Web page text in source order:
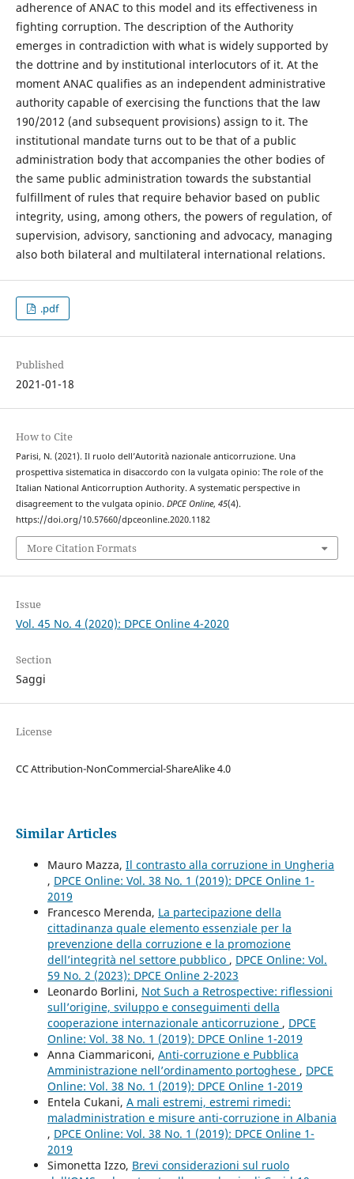
adherence of ANAC to this model and its effectiveness in
fighting corruption. The description of the Authority
emerges in contradiction with what is widely supported by
the dottrine and by institutional interlocutors of it. At the
moment ANAC qualifies as an independent administrative
authority capable of exercising the functions that the law
190/2012 (and subsequent provisions) assign to it. The
institutional mandate turns out to be that of a public
administration body that accompanies the other bodies of
the same public administration towards the substantial
fulfillment of rules that require behavior based on public
integrity, using, among others, the powers of regulation, of
supervision, advisory, sanctioning and advocacy, managing
also both bilateral and multilateral international relations.
.pdf
Published
2021-01-18
How to Cite
Parisi, N. (2021). Il ruolo dell’Autorità nazionale anticorruzione. Una
prospettiva sistematica in disaccordo con la vulgata opinio: The role of the
Italian National Anticorruption Authority. A systematic perspective in
disagreement to the vulgata opinio. DPCE Online, 45(4).
https://doi.org/10.57660/dpceonline.2020.1182
More Citation Formats
Issue
Vol. 45 No. 4 (2020): DPCE Online 4-2020
Section
Saggi
License
CC Attribution-NonCommercial-ShareAlike 4.0
Similar Articles
Mauro Mazza, Il contrasto alla corruzione in Ungheria
, DPCE Online: Vol. 38 No. 1 (2019): DPCE Online 1-
2019
Francesco Merenda, La partecipazione della
cittadinanza quale elemento essenziale per la
prevenzione della corruzione e la promozione
dell’integrità nel settore pubblico , DPCE Online: Vol.
59 No. 2 (2023): DPCE Online 2-2023
Leonardo Borlini, Not Such a Retrospective: riflessioni
sull’origine, sviluppo e conseguimenti della
cooperazione internazionale anticorruzione , DPCE
Online: Vol. 38 No. 1 (2019): DPCE Online 1-2019
Anna Ciammariconi, Anti-corruzione e Pubblica
Amministrazione nell’ordinamento portoghese , DPCE
Online: Vol. 38 No. 1 (2019): DPCE Online 1-2019
Entela Cukani, A mali estremi, estremi rimedi:
maladministration e misure anti-corruzione in Albania
, DPCE Online: Vol. 38 No. 1 (2019): DPCE Online 1-
2019
Simonetta Izzo, Brevi considerazioni sul ruolo